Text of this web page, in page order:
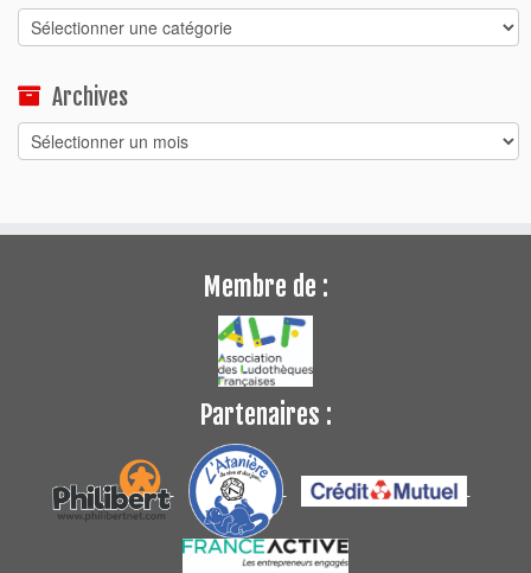
Catégories
Archives
Archives
Membre de :
Partenaires :